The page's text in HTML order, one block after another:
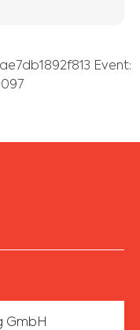
Event:
GmbH